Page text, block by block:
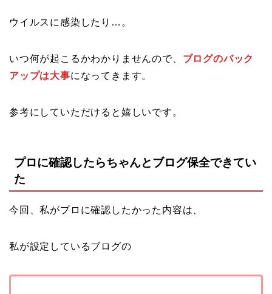
ウイルスに感染したり…。
いつ何が起こるかわかりませんので、 ブログのバック
アップは大事になってきます。
参考にしていただけると嬉しいです。
プロに確認したらちゃんとブログ保全できてい
た
今回、私がプロに確認したかった内容は、
私が設定しているブログの